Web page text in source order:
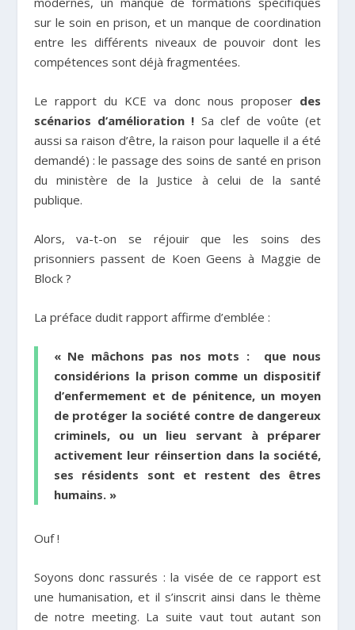
sur le soin en prison, et un manque de coordination
entre les différents niveaux de pouvoir dont les
compétences sont déjà fragmentées.
Le rapport du KCE va donc nous proposer des
scénarios d’amélioration ! Sa clef de voûte (et
aussi sa raison d’être, la raison pour laquelle il a été
demandé) : le passage des soins de santé en prison
du ministère de la Justice à celui de la santé
publique.
Alors, va-t-on se réjouir que les soins des
prisonniers passent de Koen Geens à Maggie de
Block ?
La préface dudit rapport affirme d’emblée :
« Ne mâchons pas nos mots : que nous
considérions la prison comme un dispositif
d’enfermement et de pénitence, un moyen
de protéger la société contre de dangereux
criminels, ou un lieu servant à préparer
activement leur réinsertion dans la société,
ses résidents sont et restent des êtres
humains. »
Ouf !
Soyons donc rassurés : la visée de ce rapport est
une humanisation, et il s’inscrit ainsi dans le thème
de notre meeting. La suite vaut tout autant son